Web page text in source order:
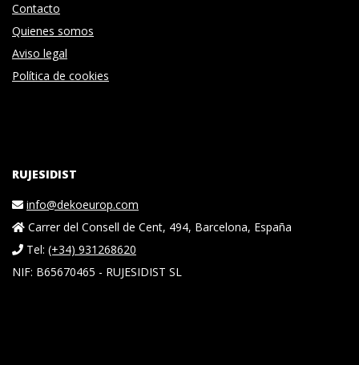
Contacto
Quienes somos
Aviso legal
Política de cookies
RUJESIDIST
info@dekoeurop.com
Carrer del Consell de Cent, 494, Barcelona, España
Tel: (+34) 931268620
NIF: B65670465 - RUJESIDIST SL